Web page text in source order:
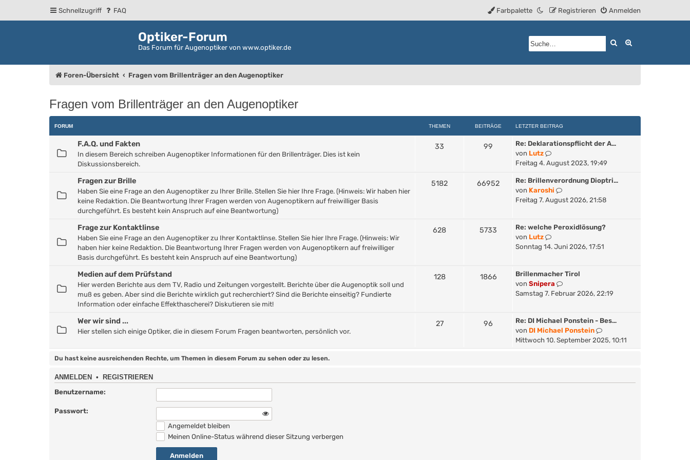
Schnellzugriff FAQ Anmelden
Registrieren
Farbpalette
Optiker-Forum
Das Forum für Augenoptiker von www.optiker.de
Suche
Foren-Übersicht Fragen vom Brillenträger an den Augenoptiker
Fragen vom Brillenträger an den Augenoptiker
FORUM THEMEN BEITRÄGE LETZTER BEITRAG
F.A.Q. und Fakten
In diesem Bereich schreiben Augenoptiker Informationen für den Brillenträger. Dies ist kein
Diskussionsbereich.
33 99
Re: Deklarationspflicht der A…
von Lutz
N
e
e
s
t
B
e
i
r
g
Freitag 4. August 2023, 19:49
Fragen zur Brille
Haben Sie eine Frage an den Augenoptiker zu Ihrer Brille. Stellen Sie hier Ihre Frage. (Hinweis: Wir haben hier
keine Redaktion. Die Beantwortung Ihrer Fragen werden von Augenoptikern auf freiwilliger Basis
durchgeführt. Es besteht kein Anspruch auf eine Beantwortung)
5182 66952
Re: Brillenverordnung Dioptri…
von Karoshi
N
e
s
e
i
t
a
g
Freitag 7. August 2026, 21:58
Frage zur Kontaktlinse
Haben Sie eine Frage an den Augenoptiker zu Ihrer Kontaktlinse. Stellen Sie hier Ihre Frage. (Hinweis: Wir
haben hier keine Redaktion. Die Beantwortung Ihrer Fragen werden von Augenoptikern auf freiwilliger
Basis durchgeführt. Es besteht kein Anspruch auf eine Beantwortung)
628 5733
Re: welche Peroxidlösung?
von Lutz
N
e
s
t
e
e
i
t
Sonntag 14. Juni 2026, 17:51
Medien auf dem Prüfstand
Hier werden Berichte aus dem TV, Radio und Zeitungen vorgestellt. Berichte über die Augenoptik soll und
muß es geben. Aber sind die Berichte wirklich gut recherchiert? Sind die Berichte einseitig? Fundierte
Information oder einfache Effekthascherei? Diskutieren sie mit!
128 1866
Brillenmacher Tirol
von Snipera
N
e
s
t
e
Samstag 7. Februar 2026, 22:19
Wer wir sind ...
Hier stellen sich einige Optiker, die in diesem Forum Fragen beantworten, persönlich vor.
27 96
Re: DI Michael Ponstein - Bes…
von DI Michael Ponstein
N
e
u
Mittwoch 10. September 2025, 10:11
Du hast keine ausreichenden Rechte, um Themen in diesem Forum zu sehen oder zu lesen.
ANMELDEN • REGISTRIEREN
Benutzername:
Passwort:
Angemeldet bleiben
Meinen Online-Status während dieser Sitzung verbergen